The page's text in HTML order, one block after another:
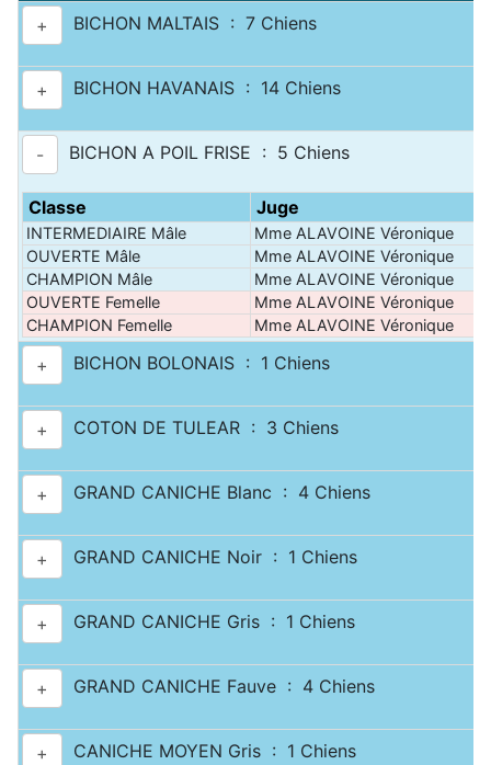
+
BICHON MALTAIS : 7 Chiens
+ BICHON HAVANAIS : 14 Chiens
- BICHON A POIL FRISE : 5 Chiens
Classe Juge
INTERMEDIAIRE Mâle
Mme ALAVOINE Véronique
OUVERTE Mâle
Mme ALAVOINE Véronique
CHAMPION Mâle
Mme ALAVOINE Véronique
OUVERTE Femelle
Mme ALAVOINE Véronique
CHAMPION Femelle
Mme ALAVOINE Véronique
+ BICHON BOLONAIS : 1 Chiens
+ COTON DE TULEAR : 3 Chiens
+ GRAND CANICHE Blanc : 4 Chiens
+ GRAND CANICHE Noir : 1 Chiens
+ GRAND CANICHE Gris : 1 Chiens
+ GRAND CANICHE Fauve : 4 Chiens
+ CANICHE MOYEN Gris : 1 Chiens